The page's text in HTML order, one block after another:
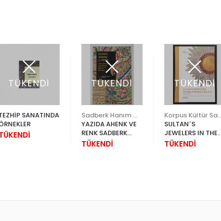
TÜKENDİ
SANATINDA
TÜKENDİ
YAZIDA AHENK VE
RENK SADBERK
HANIM MÜZESİ
TÜKENDİ
TÜKENDİ
SULTAN´S
JEWELERS IN THE
OTTOMAN
TÜKENDİ